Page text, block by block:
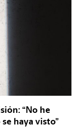
“No he
haya visto”